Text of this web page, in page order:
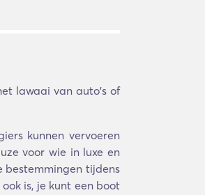
lawaai van auto's of
kunnen vervoeren
voor wie in luxe en
bestemmingen tijdens
is, je kunt een boot